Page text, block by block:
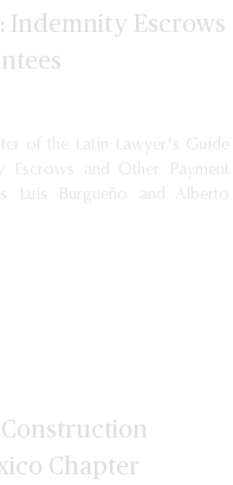
Indemnity Escrows
of the Latin Lawyer's Guide
and Other Payment
Luis Burgueño and Alberto
Chapter